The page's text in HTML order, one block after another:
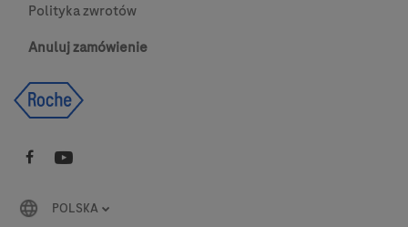
Polityka zwrotów
Anuluj zamówienie
POLSKA